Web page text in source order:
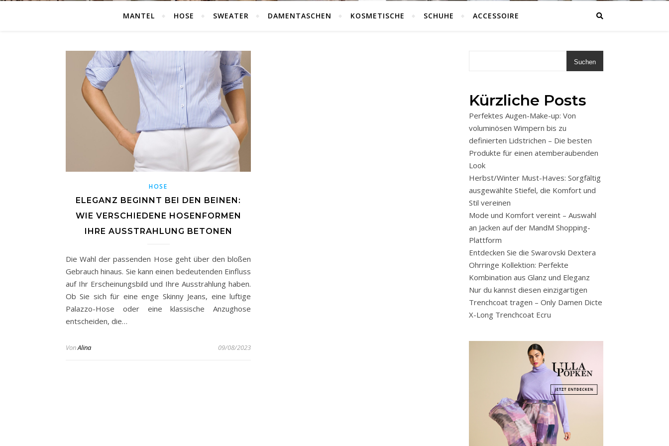
MANTEL HOSE SWEATER DAMENTASCHEN KOSMETISCHE SCHUHE ACCESSOIRE
HOSE
ELEGANZ BEGINNT BEI DEN BEINEN:
WIE VERSCHIEDENE HOSENFORMEN
IHRE AUSSTRAHLUNG BETONEN
Die Wahl der passenden Hose geht über den bloßen
Gebrauch hinaus. Sie kann einen bedeutenden Einfluss
auf Ihr Erscheinungsbild und Ihre Ausstrahlung haben.
Ob Sie sich für eine enge Skinny Jeans, eine luftige
Palazzo-Hose oder eine klassische Anzughose
entscheiden, die…
VonAlina 09/08/2023
Suchen
Kürzliche Posts
Perfektes Augen-Make-up: Von
voluminösen Wimpern bis zu
definierten Lidstrichen – Die besten
Produkte für einen atemberaubenden
Look
Herbst/Winter Must-Haves: Sorgfältig
ausgewählte Stiefel, die Komfort und
Stil vereinen
Mode und Komfort vereint – Auswahl
an Jacken auf der MandM Shopping-
Plattform
Entdecken Sie die Swarovski Dextera
Ohrringe Kollektion: Perfekte
Kombination aus Glanz und Eleganz
Nur du kannst diesen einzigartigen
Trenchcoat tragen – Only Damen Dicte
X-Long Trenchcoat Ecru